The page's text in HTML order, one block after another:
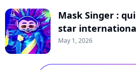
Mask Singer :
star
May 1, 2026